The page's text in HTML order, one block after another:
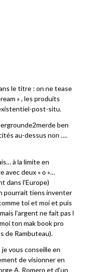
le titre : on ne tease
» , les produits
post-situ.
ben
au-dessus non ….
à la limite en
avec deux « o »…
dans l’Europe)
pourrait tiens inventer
toi et moi et puis
l’argent ne fait pas l
ton mak book pro
de Rambuteau).
vous conseille en
de visionner en
A. Romero et d’un